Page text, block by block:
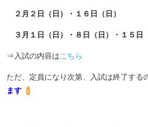
２月２日（日）・１６日（日）
３月１日（日）・８日（日）・１５日
⇒入試の内容は こちら
ただ、定員になり次第、入試は終了する
ます